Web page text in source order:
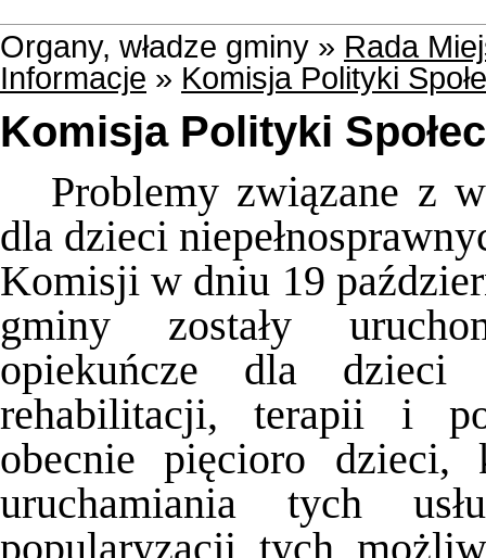
Organy, władze gminy » Rada
Informacje » Komisja Polityki
Komisja Polityki
Problemy związane z
dla dzieci
Komisji w dniu 19
gminy zostały
opiekuńcze dla dzieci
rehabilitacji, terapii i
obecnie pięcioro
uruchamiania tych
popularyzacji tych